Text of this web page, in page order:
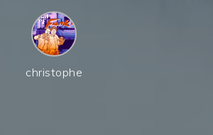
christophe